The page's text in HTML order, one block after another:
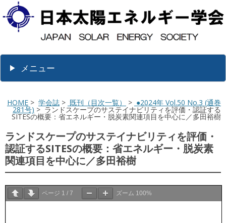
メニュー
HOME > 学会誌 > 既刊（目次一覧） > ●2024年 Vol.50 No.3 (通巻
281号) > ランドスケープのサステイナビリティを評価・認証する
SITESの概要：省エネルギー・脱炭素関連項目を中心に／多田裕樹
ランドスケープのサステイナビリティを評価・
認証するSITESの概要：省エネルギー・脱炭素
関連項目を中心に／多田裕樹
ページ 1 / 7 ズーム 100%